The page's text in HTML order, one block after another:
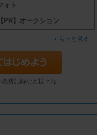
ォト
【PR】オークション
もっと見る
費記録など様々な